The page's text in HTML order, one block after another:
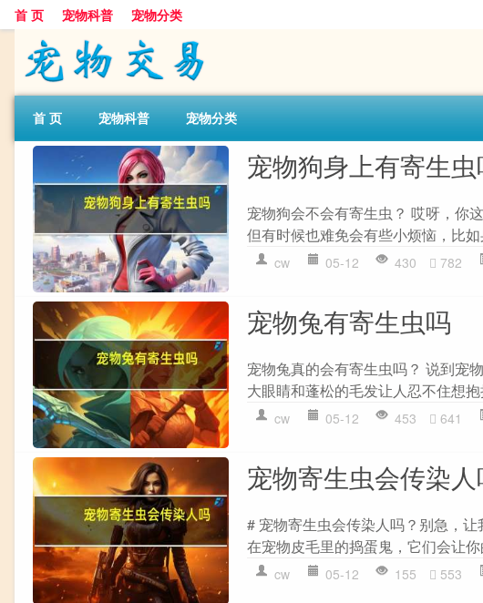
首 页 宠物科普 宠物分类
首 页 宠物科普 宠物分类
宠物狗身上有寄生虫
宠物狗会不会有寄生虫？ 哎呀，你
但有时候也难免会有些小烦恼，比
cw 05-12 430 782
宠物兔有寄生虫吗
宠物兔真的会有寄生虫吗？ 说到宠
大眼睛和蓬松的毛发让人忍不住想
cw 05-12 453 641
宠物寄生虫会传染人
# 宠物寄生虫会传染人吗？别急，
在宠物皮毛里的捣蛋鬼，它们会让
cw 05-12 155 553